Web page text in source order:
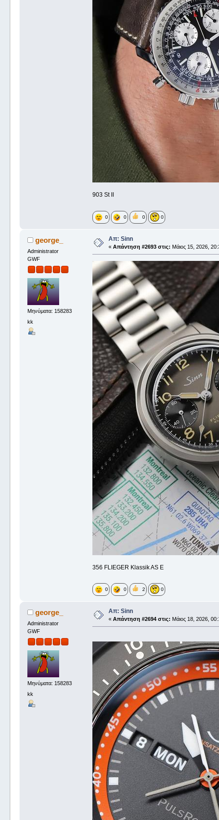
903 St II
0 0 0 0
george_
Administrator
GWF
Μηνύματα: 158283
kk
Απ: Sinn
« Απάντηση #2693 στις: Μάιος 15, 2026,
356 FLIEGER Klassik AS E
0 0 2 0
george_
Administrator
GWF
Μηνύματα: 158283
kk
Απ: Sinn
« Απάντηση #2694 στις: Μάιος 18, 2026,